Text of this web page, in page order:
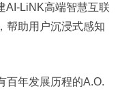
AI-LiNK高端智慧互联
帮助用户沉浸式感知
百年发展历程的A.O.